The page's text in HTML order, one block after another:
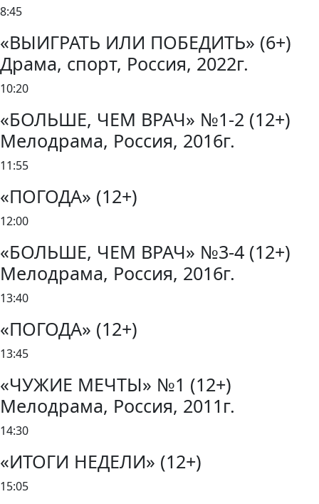
8:45
«ВЫИГРАТЬ ИЛИ ПОБЕДИТЬ» (6+)
Драма, спорт, Россия, 2022г.
10:20
«БОЛЬШЕ, ЧЕМ ВРАЧ» №1-2 (12+)
Мелодрама, Россия, 2016г.
11:55
«ПОГОДА» (12+)
12:00
«БОЛЬШЕ, ЧЕМ ВРАЧ» №3-4 (12+)
Мелодрама, Россия, 2016г.
13:40
«ПОГОДА» (12+)
13:45
«ЧУЖИЕ МЕЧТЫ» №1 (12+)
Мелодрама, Россия, 2011г.
14:30
«ИТОГИ НЕДЕЛИ» (12+)
15:05